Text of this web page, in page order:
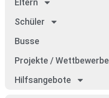
Schü­ler
Bus­se
Pro­jek­te / Wett­be­wer­be
Hilfs­an­ge­bo­te